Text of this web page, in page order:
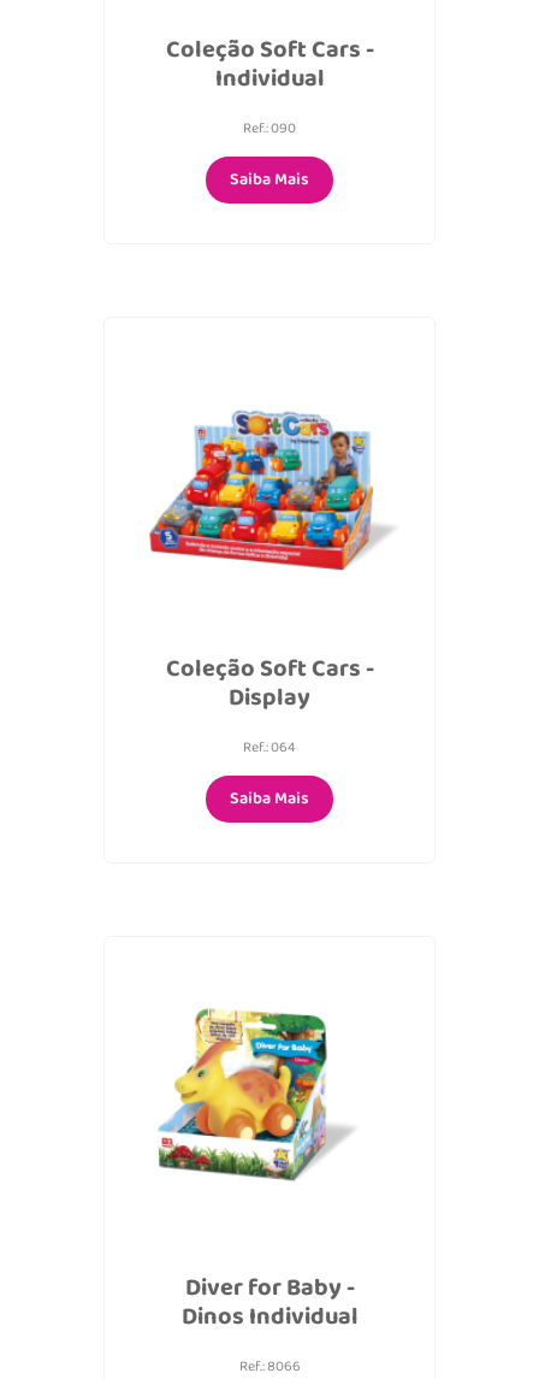
Coleção Soft Cars -
Individual
Ref.: 090
Saiba Mais
Coleção Soft Cars -
Display
Ref.: 064
Saiba Mais
Diver for Baby -
Dinos Individual
Ref.: 8066